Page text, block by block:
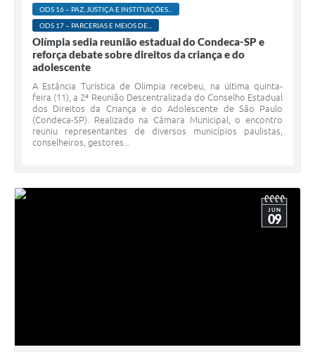
ODS 16 – PAZ, JUSTIÇA E INSTITUIÇÕES...
ODS 17 – PARCERIAS E MEIOS DE...
Olímpia sedia reunião estadual do Condeca-SP e
reforça debate sobre direitos da criança e do
adolescente
A Estância Turística de Olímpia recebeu, na última quinta-
feira (11), a 2ª Reunião Descentralizada do Conselho Estadual
dos Direitos da Criança e do Adolescente de São Paulo
(Condeca-SP). Realizado na Câmara Municipal, o encontro
reuniu representantes de diversos municípios paulistas,
conselheiros, gestores...
JUN
09